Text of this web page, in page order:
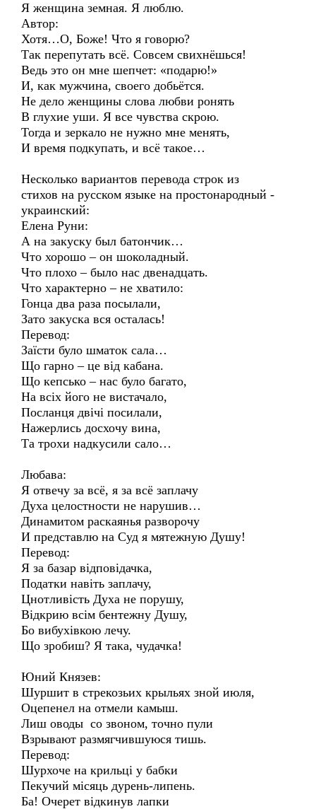
Я женщина земная. Я люблю.
Автор:
Хотя…О, Боже! Что я говорю?
Так перепутать всё. Совсем свихнёшься!
Ведь это он мне шепчет: «подарю!»
И, как мужчина, своего добьётся.
Не дело женщины слова любви ронять
В глухие уши. Я все чувства скрою.
Тогда и зеркало не нужно мне менять,
И время подкупать, и всё такое…
Несколько вариантов перевода строк из
стихов на русском языке на простонародный -
украинский:
Елена Руни:
А на закуску был батончик…
Что хорошо – он шоколадный.
Что плохо – было нас двенадцать.
Что характерно – не хватило:
Гонца два раза посылали,
Зато закуска вся осталась!
Перевод:
Заїсти було шматок сала…
Що гарно – це від кабана.
Що кепсько – нас було багато,
На всіх його не вистачало,
Посланця двічі посилали,
Нажерлись досхочу вина,
Та трохи надкусили сало…
Любава:
Я отвечу за всё, я за всё заплачу
Духа целостности не нарушив…
Динамитом раскаянья разворочу
И представлю на Суд я мятежную Душу!
Перевод:
Я за базар відповідачка,
Податки навіть заплачу,
Цнотливість Духа не порушу,
Відкрию всім бентежну Душу,
Бо вибухівкою лечу.
Що зробиш? Я така, чудачка!
Юний Князев:
Шуршит в стрекозьих крыльях зной июля,
Оцепенел на отмели камыш.
Лиш оводы со звоном, точно пули
Взрывают размягчившуюся тишь.
Перевод:
Шурхоче на крильці у бабки
Пекучий місяць дурень-липень.
Ба! Очерет відкинув лапки